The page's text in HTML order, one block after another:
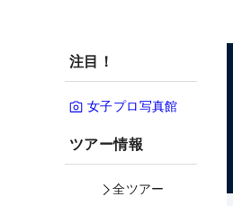
注目！
女子プロ写真館
ツアー情報
全ツアー